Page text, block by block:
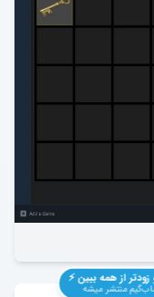
زودتر از همه ببین ⚡️
منتشر میشه